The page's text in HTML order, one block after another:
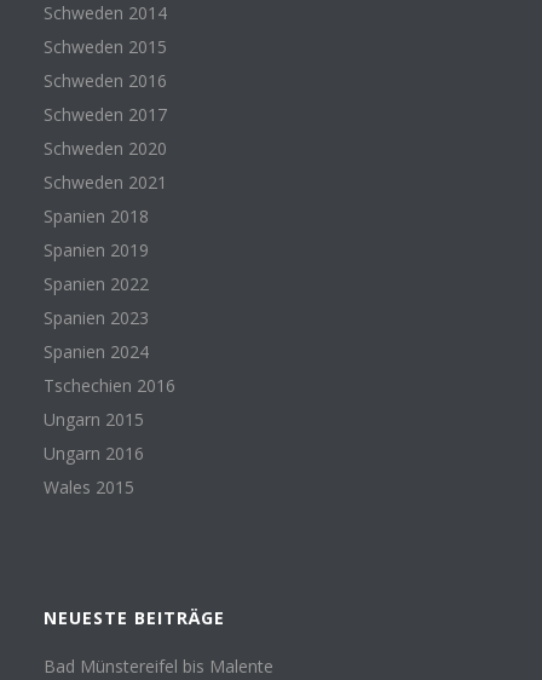
Schweden 2014
Schweden 2015
Schweden 2016
Schweden 2017
Schweden 2020
Schweden 2021
Spanien 2018
Spanien 2019
Spanien 2022
Spanien 2023
Spanien 2024
Tschechien 2016
Ungarn 2015
Ungarn 2016
Wales 2015
NEUESTE BEITRÄGE
Bad Münstereifel bis Malente